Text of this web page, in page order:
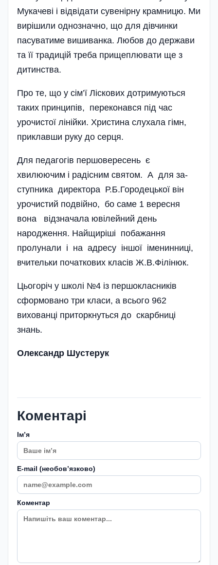
Мукачеві і відвідати сувенірну крамницю. Ми
вирішили однозначно, що для дівчинки
пасуватиме вишиванка. Любов до держави
та її традицій треба прищеплювати ще з
дитинства.
Про те, що у сім’ї Ліскових дотримуються
таких принципів, переконався під час
урочистої лінійки. Христина слухала гімн,
приклавши руку до серця.
Для педагогів першо­вересень є
хвилюючим і ра­дісним святом. А для за­
ступника директора Р.Б.Городецької він
урочистий подвійно, бо саме 1 вересня
вона відзначала юві­лейний день
народження. Найщиріші побажання
пролунали і на адресу іншої іменинниці,
вчительки початкових класів Ж.В.Філінюк.
Цьогоріч у школі №4 із першокласників
сформовано три класи, а всього 962
вихованці приторкнуться до скарбниці
знань.
Олександр Шустерук
Коментарі
Імʼя
E-mail (необовʼязково)
Коментар